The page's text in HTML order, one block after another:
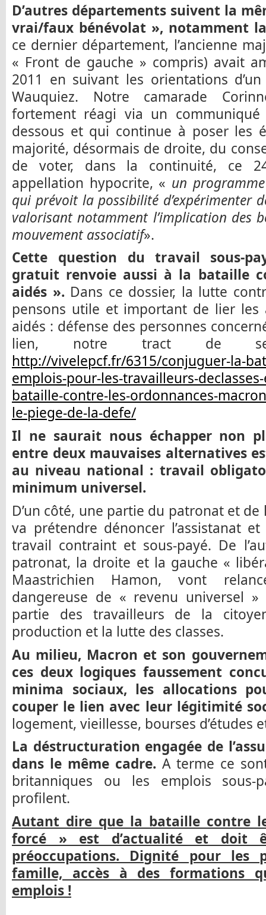
D’autres départements suivent la
vrai/faux bénévolat », notamment la
ce dernier département, l’ancienne
« Front de gauche » compris) avait
2011 en suivant les orientations
Wauquiez. Notre camarade
fortement réagi via un
dessous et qui continue à poser les
majorité, désormais de droite, du
de voter, dans la continuité, ce
appellation hypocrite, « un
qui prévoit la possibilité d’expérimenter
valorisant notamment l’implication des
mouvement associatif».
Cette question du travail sous-
gratuit renvoie aussi à la bataille
aidés ». Dans ce dossier, la lutte
pensons utile et important de lier les
aidés : défense des personnes
lien, notre tract de
http://vivelepcf.fr/6315/conjuguer-la-
emplois-pour-les-travailleurs-
bataille-contre-les-ordonnances-
le-piege-de-la-defe/
Il ne saurait nous échapper non
entre deux mauvaises alternatives
au niveau national : travail
minimum universel.
D’un côté, une partie du patronat et
va prétendre dénoncer l’assistanat
travail contraint et sous-payé. De
patronat, la droite et la gauche «
Maastrichien Hamon, vont
dangereuse de « revenu universel
partie des travailleurs de la
production et la lutte des classes.
Au milieu, Macron et son
ces deux logiques faussement
minima sociaux, les allocations
couper le lien avec leur légitimité
logement, vieillesse, bourses d’études
La déstructuration engagée de
dans le même cadre. A terme ce
britanniques ou les emplois sous-
profilent.
Autant dire que la bataille contre
forcé » est d’actualité et doit
préoccupations. Dignité pour les
famille, accès à des formations
emplois !